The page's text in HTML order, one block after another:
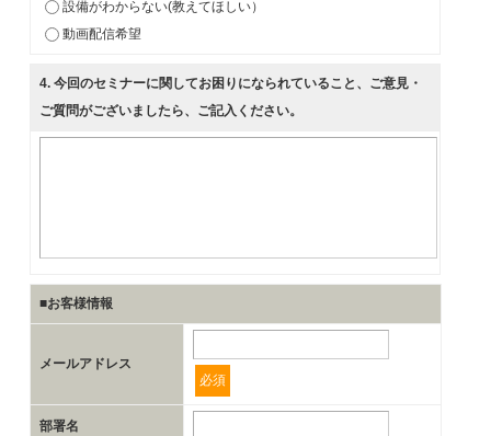
設備がわからない(教えてほしい）
動画配信希望
4. 今回のセミナーに関してお困りになられていること、ご意見・
ご質問がございましたら、ご記入ください。
■お客様情報
メールアドレス
必須
部署名